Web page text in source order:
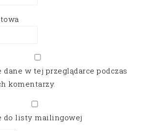
dane w tej przeglądarce podczas
komentarzy.
do listy mailingowej